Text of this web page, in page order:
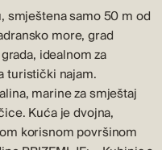
smještena samo 50 m od
more, grad
idealnom za
turistički najam.
marine za smještaj
Kuća je dvojna,
korisnom površinom